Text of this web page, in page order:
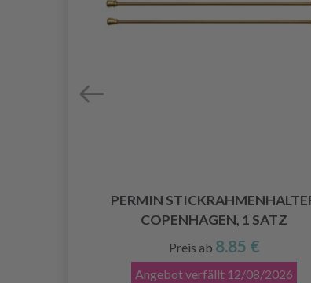
PERMIN
COPENHAGEN, 1 SATZ
Preis ab 8.85 €
Angebot verfällt 12/08/2026